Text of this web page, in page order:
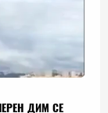
ДИМ СЕ